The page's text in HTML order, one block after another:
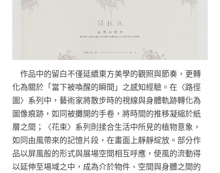
作品中的留白不僅延續東方美學的觀照與節奏，更轉
化為關於「當下被喚醒的瞬間」之感知經驗。在〈路徑
圖〉系列中，藝術家將散步時的視線與身體軌跡轉化為
圖像痕跡，如同被攤開的手卷，將時間的推移凝縮於紙
層之間；〈花束〉系列則揉合生活中所見的植物意象，
如同由風帶來的記憶片段，在畫面上靜靜綻放。部分作
品以屏風般的形式與展場空間相互呼應，使風的流動得
以延伸至場域之中，成為介於物件、空間與身體之間的